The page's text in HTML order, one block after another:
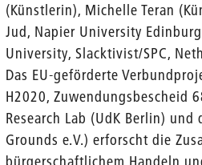
(Künstlerin), Michelle Teran
Jud, Napier University
University, Slacktivist/SPC,
Das EU-geförderte
H2020, Zuwendungsbescheid
Research Lab (UdK Berlin)
Grounds e.V.) erforscht die